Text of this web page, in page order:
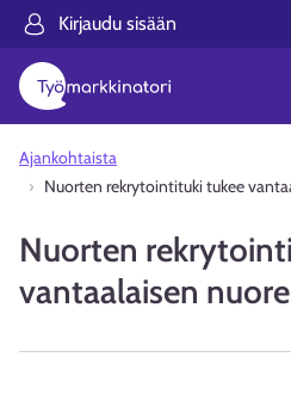
Kirjaudu sisään
Ajankohtaista
Nuorten rekrytointituki tukee
Nuorten
vantaalaisen